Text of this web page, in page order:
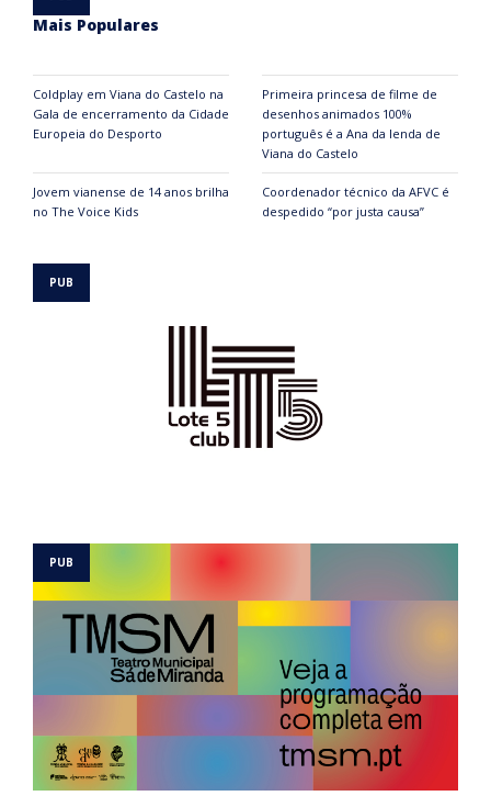
Mais Populares
Coldplay em Viana do Castelo na
Gala de encerramento da Cidade
Europeia do Desporto
Primeira princesa de filme de
desenhos animados 100%
português é a Ana da lenda de
Viana do Castelo
Jovem vianense de 14 anos brilha
no The Voice Kids
Coordenador técnico da AFVC é
despedido “por justa causa”